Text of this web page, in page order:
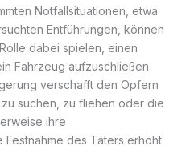
Notfallsituationen, etwa
Entführungen, können
dabei spielen, einen
Fahrzeug aufzuschließen
verschafft den Opfern
suchen, zu fliehen oder die
ihre
des Täters erhöht.